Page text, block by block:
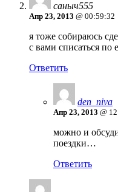
саныч555
Апр 23, 2013 @ 00:59:32
я тоже собираюсь
с вами списаться по
Ответить
den_niva
Апр 23, 2013 @
можно и
поездки…
Ответить